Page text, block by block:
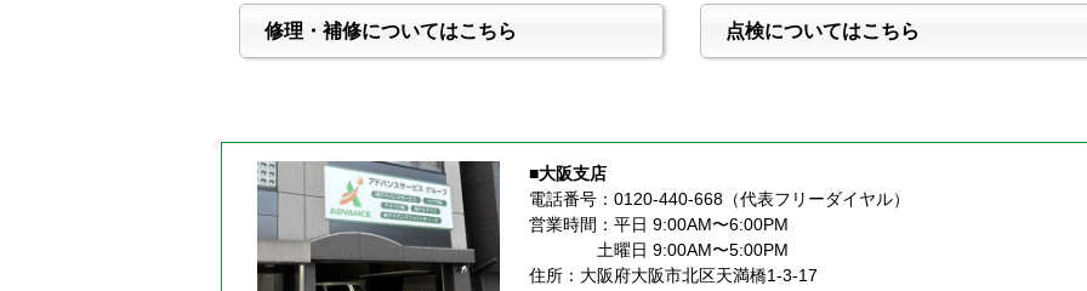
修理・補修についてはこちら 点検についてはこちら
■大阪支店
電話番号：0120-440-668（代表フリーダイヤル）
営業時間：平日 9:00AM〜6:00PM
              土曜日 9:00AM〜5:00PM
住所：大阪府大阪市北区天満橋1-3-17